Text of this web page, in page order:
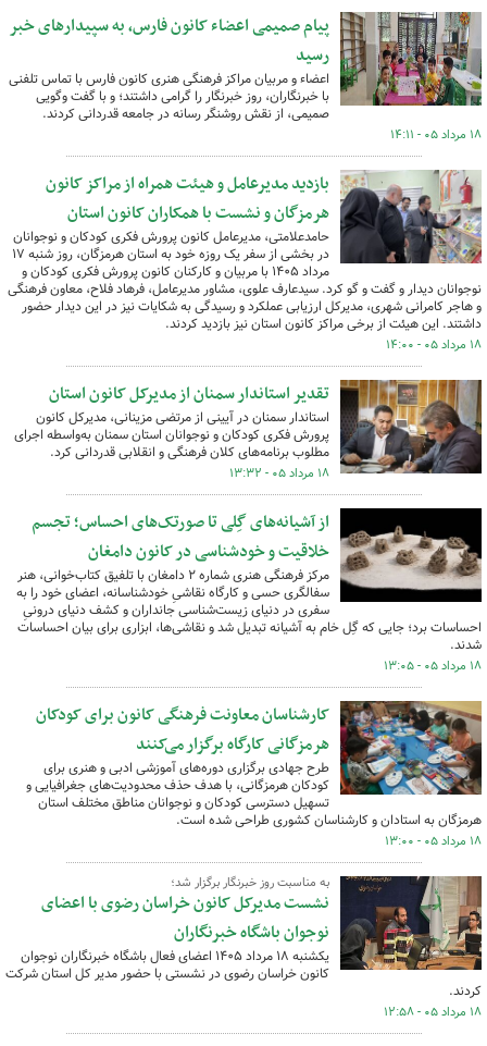
پیام صمیمی اعضاء کانون فارس، به سپیدارهای خبر
رسید
اعضاء و مربیان مراکز فرهنگی هنری کانون فارس با تماس تلفنی
با خبرنگاران، روز خبرنگار را گرامی داشتند؛ و با گفت وگویی
صمیمی، از نقش روشنگر رسانه در جامعه قدردانی کردند.
۱۸ مرداد ۰۵ - ۱۴:۱۱
بازدید مدیرعامل و هیئت همراه از مراکز کانون
هرمزگان و نشست با همکاران کانون استان
حامدعلامتی، مدیرعامل کانون پرورش فکری کودکان و نوجوانان
در بخشی از سفر یک روزه خود به استان هرمزگان، روز شنبه ۱۷
مرداد ۱۴۰۵ با مربیان و کارکنان کانون پرورش فکری کودکان و
نوجوانان دیدار و گفت و گو کرد. سیدعارف علوی، مشاور مدیرعامل، فرهاد فلاح، معاون فرهنگی
و هاجر کامرانی شهری، مدیرکل ارزیابی عملکرد و رسیدگی به شکایات نیز در این دیدار حضور
داشتند. این هیئت از برخی مراکز کانون استان نیز بازدید کردند.
۱۸ مرداد ۰۵ - ۱۴:۰۰
تقدیر استاندار سمنان از مدیرکل کانون استان
استاندار سمنان در آیینی از مرتضی مزینانی، مدیرکل کانون
پرورش فکری کودکان و نوجوانان استان سمنان به‌واسطه اجرای
مطلوب برنامه‌های کلان فرهنگی و انقلابی قدردانی کرد.
۱۸ مرداد ۰۵ - ۱۳:۳۲
از آشیانه‌های گِلی تا صورتک‌های احساس؛ تجسم
خلاقیت و خودشناسی در کانون دامغان
مرکز فرهنگی هنری شماره ۲ دامغان با تلفیق کتاب‌خوانی، هنر
سفالگری حسی و کارگاه نقاشیِ خودشناسانه، اعضای خود را به
سفری در دنیای زیست‌شناسی جانداران و کشف دنیای درونیِ
احساسات برد؛ جایی که گِل خام به آشیانه تبدیل شد و نقاشی‌ها، ابزاری برای بیان احساسات
شدند.
۱۸ مرداد ۰۵ - ۱۳:۰۵
کارشناسان معاونت فرهنگی کانون برای کودکان
هرمزگانی کارگاه‌ برگزار می‌کنند
طرح جهادی برگزاری دوره‌های آموزشی ادبی و هنری برای
کودکان هرمزگانی، با هدف حذف محدودیت‌های جغرافیایی و
تسهیل دسترسی کودکان و نوجوانان مناطق مختلف استان
هرمزگان به استادان و کارشناسان کشوری طراحی شده است.
۱۸ مرداد ۰۵ - ۱۳:۰۰
به مناسبت روز خبرنگار برگزار شد؛
نشست مدیرکل کانون خراسان رضوی با اعضای
نوجوان باشگاه خبرنگاران
یکشنبه ۱۸ مرداد ۱۴۰۵ اعضای فعال باشگاه خبرنگاران نوجوان
کانون خراسان رضوی در نشستی با حضور مدیر کل استان شرکت
کردند.
۱۸ مرداد ۰۵ - ۱۲:۵۸